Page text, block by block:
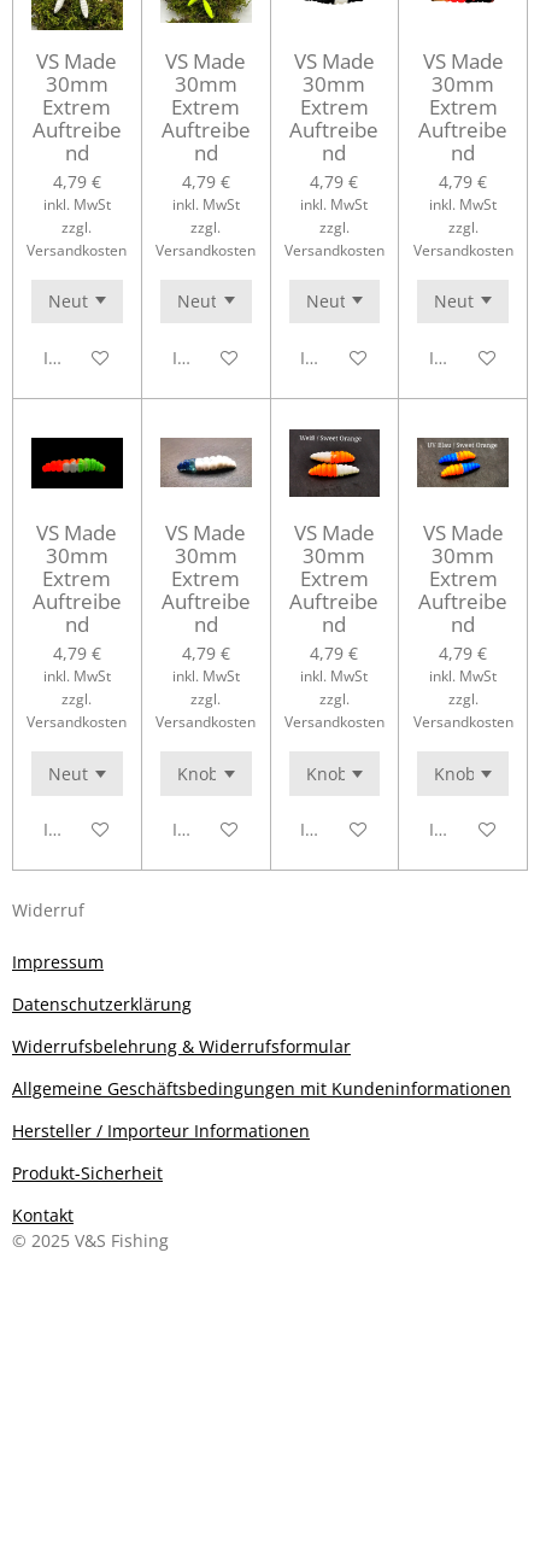
VS Made
30mm
Extrem
Auftreibe
nd
4,79 €
inkl. MwSt
zzgl.
Versandkosten
In den Warenkorb
VS Made
30mm
Extrem
Auftreibe
nd
4,79 €
inkl. MwSt
zzgl.
Versandkosten
In den Warenkorb
VS Made
30mm
Extrem
Auftreibe
nd
4,79 €
inkl. MwSt
zzgl.
Versandkosten
In den Warenkorb
VS Made
30mm
Extrem
Auftreibe
nd
4,79 €
inkl. MwSt
zzgl.
Versandkosten
In den
VS Made
30mm
Extrem
Auftreibe
nd
4,79 €
inkl. MwSt
zzgl.
Versandkosten
In den Warenkorb
VS Made
30mm
Extrem
Auftreibe
nd
4,79 €
inkl. MwSt
zzgl.
Versandkosten
In den Warenkorb
VS Made
30mm
Extrem
Auftreibe
nd
4,79 €
inkl. MwSt
zzgl.
Versandkosten
In den Warenkorb
VS Made
30mm
Extrem
Auftreibe
nd
4,79 €
inkl. MwSt
zzgl.
Versandkosten
In den
Widerruf
Impressum
Datenschutzerklärung
Widerrufsbelehrung & Widerrufsformular
Allgemeine Geschäftsbedingungen mit Kundeninformationen
Hersteller / Importeur Informationen
Produkt-Sicherheit
Kontakt
© 2025 V&S Fishing